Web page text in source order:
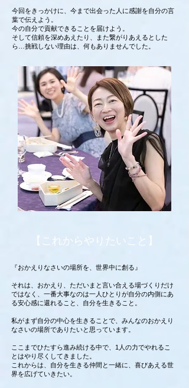
今回をきっかけに、今まで出会った人に感謝を自分の言
葉で伝えよう。
今の自分で貢献できることを届けよう。
そして信頼を深めあえたり、また繋がりあえるとした
ら…挑戦しない理由は、何もありませんでした。
【これからやりたいこと】
『おかえりなさいの場所を、世界中に創る』
それは、おかえり、ただいまと言い合える場づくりだけ
ではなく、一番大事なのは一人ひとりが自分の内側にあ
る安心感に還れること、自分を生きること。
私がまず自分の中心を生きることで、みんなのおかえり
なさいの場所でありたいと思っています。
ここまでひたすら進み続ける中で、1人の力でやれるこ
とはやり尽くしてきました。
これからは、自分を生きる仲間と一緒に、喜びあえる世
界を広げていきたい。